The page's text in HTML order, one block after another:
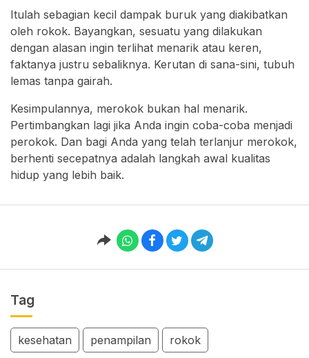
Itulah sebagian kecil dampak buruk yang diakibatkan
oleh rokok. Bayangkan, sesuatu yang dilakukan
dengan alasan ingin terlihat menarik atau keren,
faktanya justru sebaliknya. Kerutan di sana-sini, tubuh
lemas tanpa gairah.
Kesimpulannya, merokok bukan hal menarik.
Pertimbangkan lagi jika Anda ingin coba-coba menjadi
perokok. Dan bagi Anda yang telah terlanjur merokok,
berhenti secepatnya adalah langkah awal kualitas
hidup yang lebih baik.
Tag
kesehatan penampilan rokok